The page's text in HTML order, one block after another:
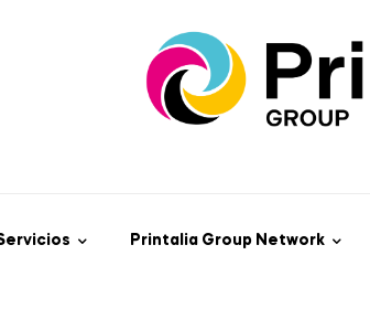
Printalia Group Network